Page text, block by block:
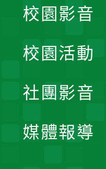
校園影音
校園活動
社團影音
媒體報導